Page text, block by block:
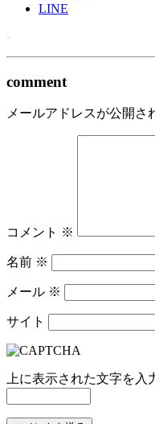
LINE
-
comment
メールアドレスが公開さ
コメント ※
名前 ※
メール ※
サイト
上に表示された文字を入